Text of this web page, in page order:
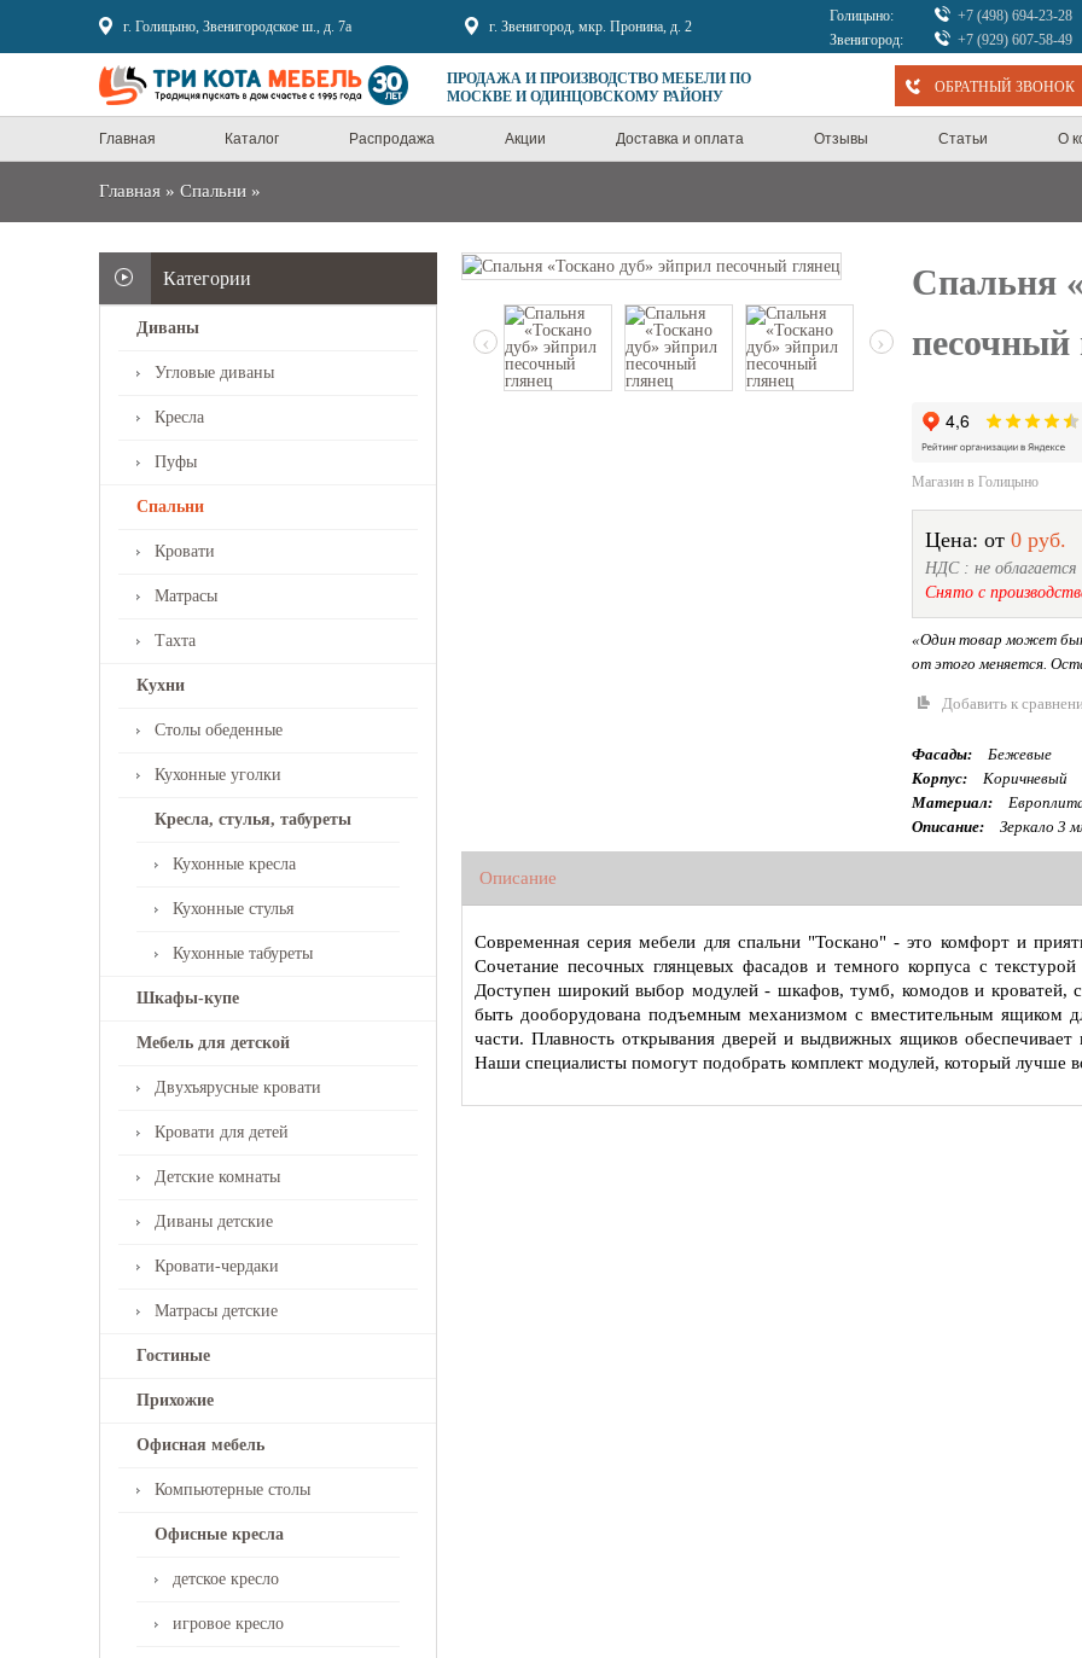
г. Голицыно, Звенигородское ш., д. 7а г. Звенигород, мкр. Пронина, д. 2
Голицыно:
+7 (498) 694-23-28
Звенигород:
+7 (929) 607-58-49
ПРОДАЖА И ПРОИЗВОДСТВО МЕБЕЛИ ПО
МОСКВЕ И ОДИНЦОВСКОМУ РАЙОНУ
ОБРАТНЫЙ ЗВОНОК
Главная Каталог Распродажа Акции Доставка и оплата Отзывы Статьи О
Главная » Спальни »
Категории
Диваны
Угловые диваны
Кресла
Пуфы
Спальни
Кровати
Матрасы
Тахта
Кухни
Столы обеденные
Кухонные уголки
Кресла, стулья, табуреты
Кухонные кресла
Кухонные стулья
Кухонные табуреты
Шкафы-купе
Мебель для детской
Двухъярусные кровати
Кровати для детей
Детские комнаты
Диваны детские
Кровати-чердаки
Матрасы детские
Гостиные
Прихожие
Офисная мебель
Компьютерные столы
Офисные кресла
детское кресло
игровое кресло
‹ ›
Спальня
песочный
Магазин в Голицыно
Цена: от 0 руб.
НДС : не облагается
Снято с
«Один товар может
от этого меняется.
Добавить к
Фасады:
Бежевые
Корпус:
Коричневый
Материал:
Описание:
Зеркало 3
Описание
Современная серия мебели для спальни "Тоскано" - это комфорт и
Сочетание песочных глянцевых фасадов и темного корпуса с
Доступен широкий выбор модулей - шкафов, тумб, комодов и кроватей,
быть дооборудована подъемным механизмом с вместительным ящиком
части. Плавность открывания дверей и выдвижных ящиков обеспечивает
Наши специалисты помогут подобрать комплект модулей, который лучше